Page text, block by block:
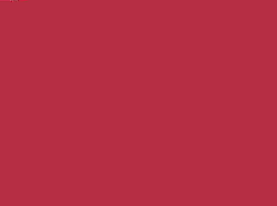
gebeurtenissen. Een Kerkkaars
Je kunt het zo gek niet bedenken of
zo maar branden, om sfeer
met familie, vrienden of je
wens te doen, om licht te geven, of
zien. Kaarsen-online garandeert
en de daarbij behorende branduren.
hoogwaardig geweven katoen.